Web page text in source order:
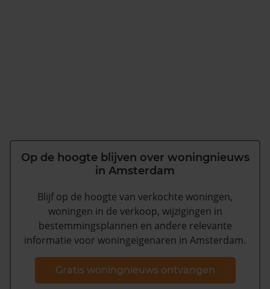
Op de hoogte blijven over woningnieuws
in Amsterdam
Blijf op de hoogte van verkochte woningen,
woningen in de verkoop, wijzigingen in
bestemmingsplannen en andere relevante
informatie voor woningeigenaren in Amsterdam.
Gratis woningnieuws ontvangen